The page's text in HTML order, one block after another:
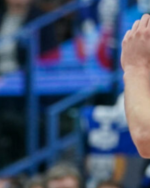
kisojen
pelillä